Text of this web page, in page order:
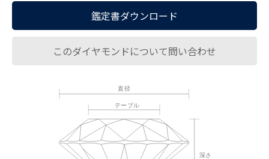
鑑定書ダウンロード
このダイヤモンドについて問い合わせ